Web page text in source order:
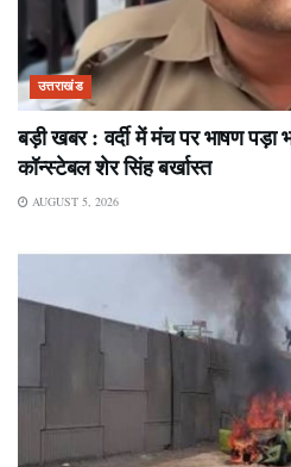
उत्तराखंड
बड़ी खबर : वर्दी में मंच पर भाषण पड़ा
कॉन्स्टेबल शेर सिंह बर्खास्त
AUGUST 5, 2026